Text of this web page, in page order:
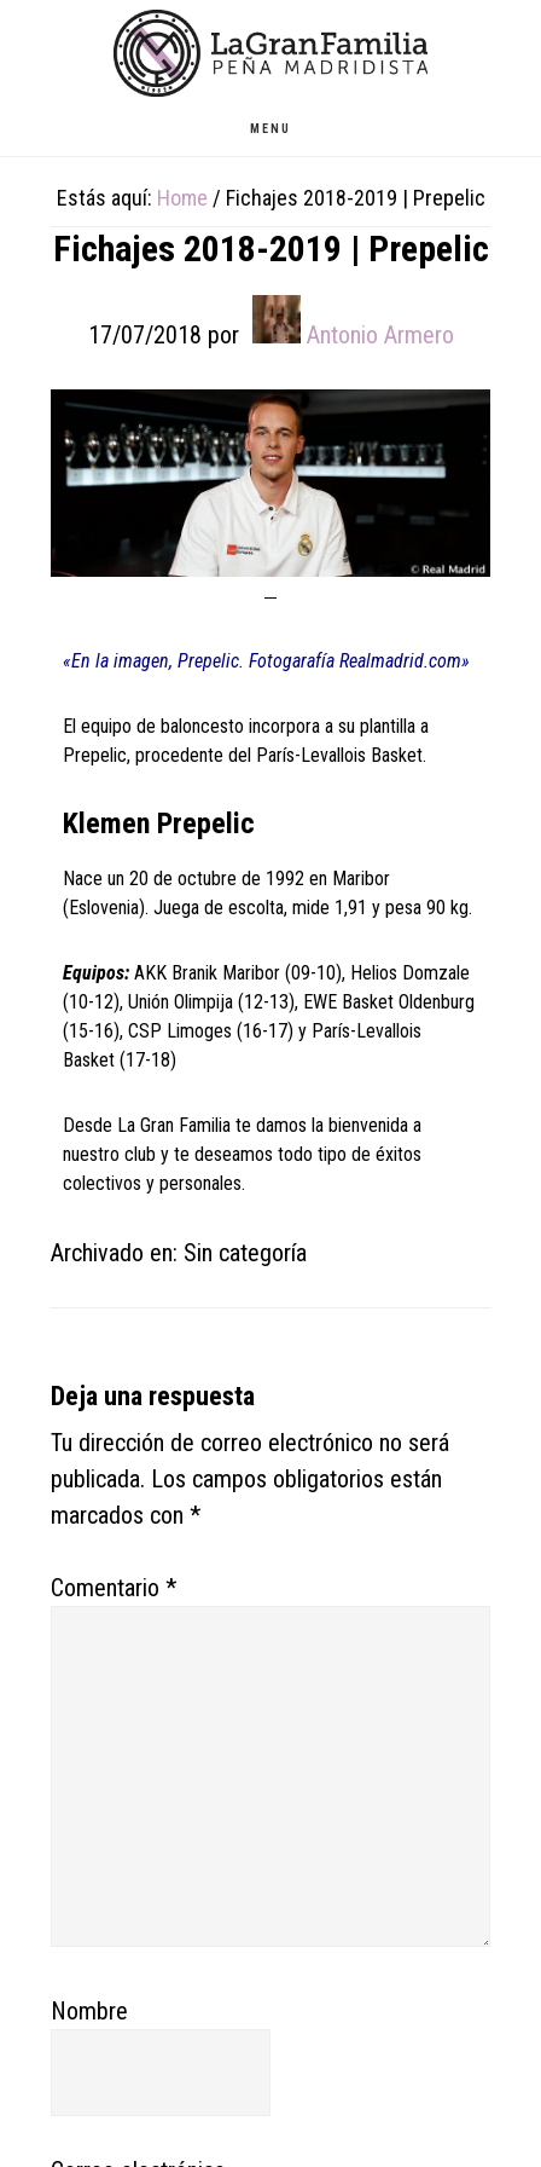
MENU
Estás aquí: Home / Fichajes 2018-2019 | Prepelic
Fichajes 2018-2019 | Prepelic
17/07/2018 por Antonio Armero
«En la imagen, Prepelic. Fotogarafía Realmadrid.com»
El equipo de baloncesto incorpora a su plantilla a
Prepelic, procedente del París-Levallois Basket.
Klemen Prepelic
Nace un 20 de octubre de 1992 en Maribor
(Eslovenia). Juega de escolta, mide 1,91 y pesa 90 kg.
Equipos:AKK Branik Maribor (09-10), Helios Domzale
(10-12), Unión Olimpija (12-13), EWE Basket Oldenburg
(15-16), CSP Limoges (16-17) y París-Levallois
Basket (17-18)
Desde La Gran Familia te damos la bienvenida a
nuestro club y te deseamos todo tipo de éxitos
colectivos y personales.
Archivado en: Sin categoría
Reader
Interactions
Deja una respuesta
Tu dirección de correo electrónico no será
publicada. Los campos obligatorios están
marcados con*
Comentario*
Nombre